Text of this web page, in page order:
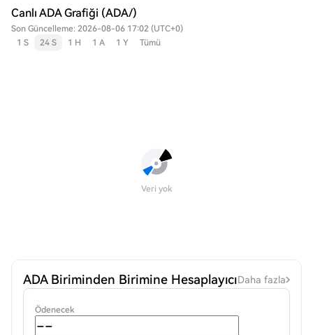
Canlı ADA Grafiği (ADA/)
Son Güncelleme: 2026-08-06 17:02 (UTC+0)
1 S
24 S 1 H 1 A 1 Y Tümü
Veri yok
ADA Biriminden Birimine HesaplayıcıDaha fazla
Ödenecek